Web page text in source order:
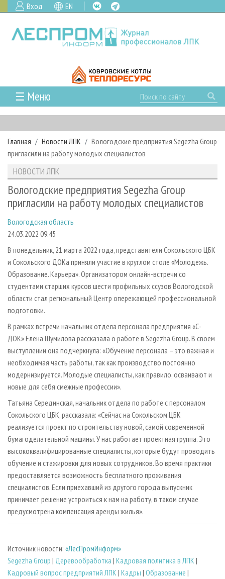
Вход EN
☰ Меню
ГЛАВНАЯ
РУБРИКИ И ТЕМЫ
РУБРИКИ ЖУРНАЛА
ЛЕСОЗАГОТОВКА
ЛЕСОПИЛЕНИЕ
СУШКА ДРЕВЕСИНЫ
ПРОИЗВОДСТВО ДРЕВЕСНЫХ ПЛИТ
ДЕРЕВЯННОЕ ДОМОСТРОЕНИЕ
ПРОИЗВОДСТВО МЕБЕЛИ
БИОЭНЕРГЕТИКА
ЦБП
ИНСТРУМЕНТ И МАТЕРИАЛЫ
НОВОСТИ
НОВОСТИ ЛПК
НОВОСТИ ЖУРНАЛА
ПРОЕКТЫ ЛПИ
АНАЛИТИКА
ПРЕДПРИЯТИЯ ЛПК
ПЕРСОНЫ
МОБИЛЬНЫЕ ВЫСТАВКИ
ОФИЦИАЛЬНЫЕ ДЕЛЕГАЦИИ
ПРИОРИТЕТНЫЕ ИНВЕСТПРОЕКТЫ
RUSSIAN FORESTRY REVIEW
ГАЗЕТА ЛЕСПРОМФОРУМ
БИБЛИОТЕКА СПЕЦИАЛИСТА
АРХИВ ЖУРНАЛОВ
О ЖУРНАЛЕ
ПОДПИСКА
КОНТАКТЫ
РЕКЛАМОДАТЕЛЯМ
РЕКЛАМА
РЕКЛАМА НА САЙТЕ
Главная Новости ЛПК
Вологодские предприятия Segezha Group
пригласили на работу молодых специалистов
НОВОСТИ ЛПК
Вологодские предприятия Segezha Group
пригласили на работу молодых специалистов
Вологодская область
24.03.2022 09:45
В понедельник, 21 марта 2022 года, представители Сокольского ЦБК
и Сокольского ДОКа приняли участие в круглом столе «Молодежь.
Образование. Карьера». Организатором онлайн-встречи со
студентами старших курсов шести профильных ссузов Вологодской
области стал региональный Центр опережающей профессиональной
подготовки.
В рамках встречи начальник отдела персонала предприятия «С-
ДОК» Елена Шумилова рассказала о работе в Segezha Group. В своем
выступлении она подчеркнула: «Обучение персонала – это важная и
необходимая часть работы, так как производство постоянно
модернизируется. Молодые специалисты, как правило, осваивают и
новые для себя смежные профессии».
Татьяна Серединская, начальник отдела по работе с персоналом
Сокольского ЦБК, рассказала: «Сейчас на Сокольском ЦБК
реализуется проект по строительству новой, самой современной
бумагоделательной машины. У нас работает проектная группа. Это
высококвалифицированные специалисты, которые будут проводить
обучение и стажировки для новых сотрудников. Во время практики
предоставляется возможность бесплатного проживания
специалистов. Если приехавший из другого города выпускник
принимает решение устроиться к нам на работу, в таком случае
предусмотрена компенсация аренды жилья».
Источник новости: «ЛесПромИнформ»
Segezha Group | Деревообработка | Кадровая политика в ЛПК |
Кадровый вопрос предприятий ЛПК | Кадры | Образование |